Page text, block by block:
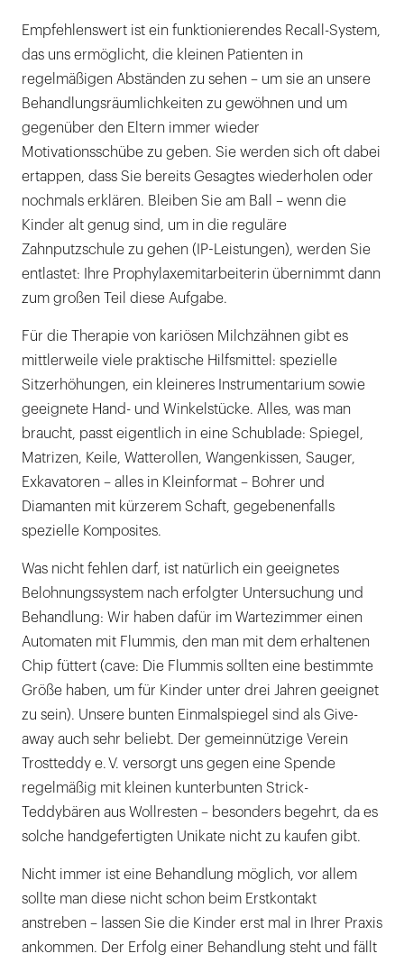
Empfehlenswert ist ein funktionierendes Recall-System,
das uns ermöglicht, die kleinen Patienten in
regelmäßigen Abständen zu sehen – um sie an unsere
Behandlungsräumlichkeiten zu gewöhnen und um
gegenüber den Eltern immer wieder
Motivationsschübe zu geben. Sie werden sich oft dabei
ertappen, dass Sie bereits Gesagtes wiederholen oder
nochmals erklären. Bleiben Sie am Ball – wenn die
Kinder alt genug sind, um in die reguläre
Zahnputzschule zu gehen (IP-Leistungen), werden Sie
entlastet: Ihre Prophylaxemitarbeiterin übernimmt dann
zum großen Teil diese Aufgabe.
Für die Therapie von kariösen Milchzähnen gibt es
mittlerweile viele praktische Hilfsmittel: spezielle
Sitzerhöhungen, ein kleineres Instrumentarium sowie
geeignete Hand- und Winkelstücke. Alles, was man
braucht, passt eigentlich in eine Schublade: Spiegel,
Matrizen, Keile, Watterollen, Wangenkissen, Sauger,
Exkavatoren – alles in Kleinformat – Bohrer und
Diamanten mit kürzerem Schaft, gegebenenfalls
spezielle Komposites.
Was nicht fehlen darf, ist natürlich ein geeignetes
Belohnungssystem nach erfolgter Untersuchung und
Behandlung: Wir haben dafür im Wartezimmer einen
Automaten mit Flummis, den man mit dem erhaltenen
Chip füttert (cave: Die Flummis sollten eine bestimmte
Größe haben, um für Kinder unter drei Jahren geeignet
zu sein). Unsere bunten Einmalspiegel sind als Give-
away auch sehr beliebt. Der gemeinnützige Verein
Trostteddy e. V. versorgt uns gegen eine Spende
regelmäßig mit kleinen kunterbunten Strick-
Teddybären aus Wollresten – besonders begehrt, da es
solche handgefertigten Unikate nicht zu kaufen gibt.
Nicht immer ist eine Behandlung möglich, vor allem
sollte man diese nicht schon beim Erstkontakt
anstreben – lassen Sie die Kinder erst mal in Ihrer Praxis
ankommen. Der Erfolg einer Behandlung steht und fällt